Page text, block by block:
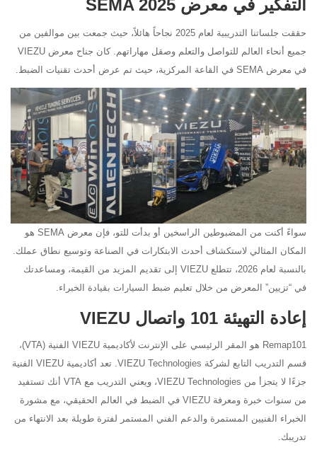
التفكير في معرض SEMA 2025
حققت جلساتنا التدريبية لعام 2025 نجاحاً هائلاً، حيث جمعت بين موالفين من
جميع أنحاء العالم للتواصل والتعلم وصقل مهاراتهم. كان جناح معرض VIEZU
في معرض SEMA في القاعة المركزية، حيث تم عرض أحدث تقنيات الضبط.
سواءً أكنت من المضبوطين الراسخين أو بدأت للتو، فإن معرض SEMA هو
المكان المثالي لاستكشاف أحدث الابتكارات في الصناعة وتوسيع نطاق عملك.
بالنسبة لعام 2026، تتطلع VIEZU إلى تقديم المزيد من القيمة، ومساعدتك
في “تزيين” المعرض من خلال تعليم ضبط السيارات بقيادة الخبراء.
إعادة التهيئة 101 واتصال VIEZU
Remap101 هو المقر الرئيسي على الإنترنت لأكاديمية VIEZU الفنية (VTA)،
قسم التدريب التابع لشركة VIEZU Technologies. تعد أكاديمية VIEZU الفنية
جزءًا لا يتجزأ من VIEZU Technologies، ويعني التدريب مع VTA أنك تستفيد
من سنوات خبرة ومعرفة VIEZU في الضبط في العالم الحقيقي، مع مشورة
الخبراء الفنيين المستمرة والدعم الفني المستمر لفترة طويلة بعد الانتهاء من
تدريبك.